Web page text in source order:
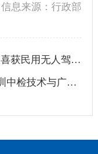
信息来源：行政部
喜讯 | 中国中检深圳公司喜获民用无人驾驶航空器运营合格证及民用无人机驾驶员训练机构合格证
党建引领 业务共促丨深圳中检技术与广智所开展党建业务交流